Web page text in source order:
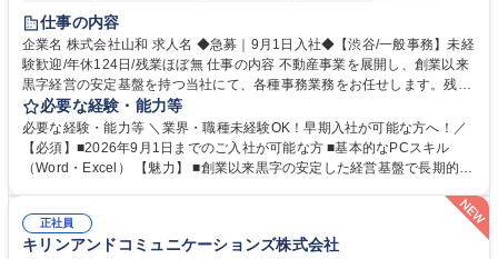
育休あり
完全週休2日制
仕事の内容
企業名 株式会社山和 求人名 ◆急募｜9月1日入社◆【渋谷/一般事務】未経
験歓迎/年休124日/残業ほぼ無 仕事の内容 不動産事業を展開し、創業以来
黒字経営の安定基盤を持つ当社にて、各種事務業務をお任せします。残業
がほぼ発生せず、連続した日程の有給取得が可能なため、WLBを整えたい
方にお勧めの環境です！ 入社後はOJTを通じて丁寧に研修を行いますの
で、事務未経験の方でも安心して臨むことができます。 【業務詳細】■電
話・来客対応 ■物件の鍵や社内の備品管理 ■データ入力や書類作成 ■契約
必要な経験・能力等
必要な経験・能力等 ＼業界・職種未経験OK！早期入社が可能な方へ！／
【必須】■2026年9月1日までのご入社が可能な方 ■基本的なPCスキル
（Word・Excel） 【魅力】 ■創業以来黒字の安定した経営基盤で長期的に
両立が可能 ■有給取得を積極的に推奨、年間10日程度の取得実績 ■1ヶ月
のOJTで業務を習得可能、未経験でもしっかりサポート 学歴・資格 学
歴：大学院 大学 高専 短大 語学力： 資格：
正社員
キリンアンドコミュニケーションズ株式会社